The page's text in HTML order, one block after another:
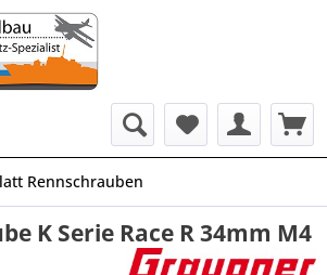
Rennschrauben
K Serie Race R 34mm M4